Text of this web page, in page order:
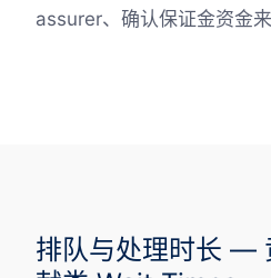
assurer、确认保证金资金来
排队与处理时长 —